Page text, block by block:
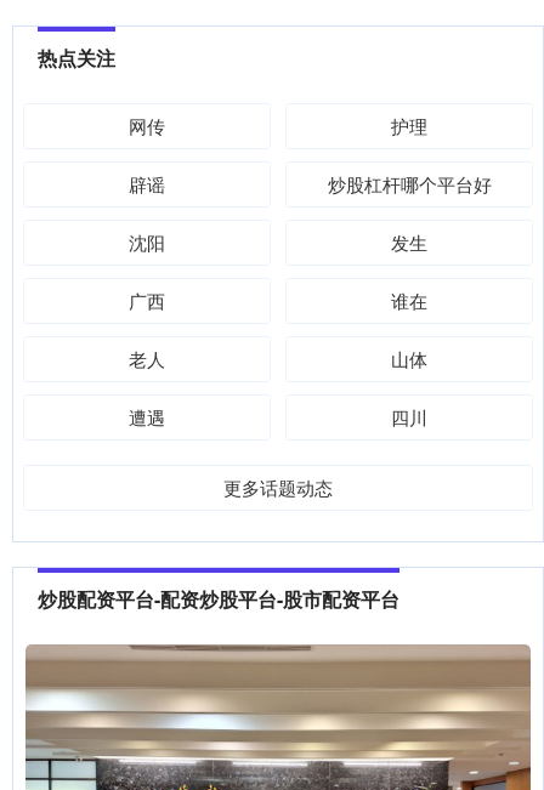
热点关注
网传 护理
辟谣 炒股杠杆哪个平台好
沈阳 发生
广西 谁在
老人 山体
遭遇 四川
更多话题动态
炒股配资平台-配资炒股平台-股市配资平台